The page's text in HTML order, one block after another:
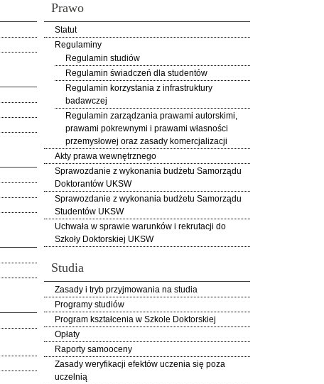
Prawo
Statut
Regulaminy
Regulamin studiów
Regulamin świadczeń dla studentów
Regulamin korzystania z infrastruktury
badawczej
Regulamin zarządzania prawami autorskimi,
prawami pokrewnymi i prawami własności
przemysłowej oraz zasady komercjalizacji
Akty prawa wewnętrznego
Sprawozdanie z wykonania budżetu Samorządu
Doktorantów UKSW
Sprawozdanie z wykonania budżetu Samorządu
Studentów UKSW
Uchwała w sprawie warunków i rekrutacji do
Szkoły Doktorskiej UKSW
Studia
Zasady i tryb przyjmowania na studia
Programy studiów
Program kształcenia w Szkole Doktorskiej
Opłaty
Raporty samooceny
Zasady weryfikacji efektów uczenia się poza
uczelnią